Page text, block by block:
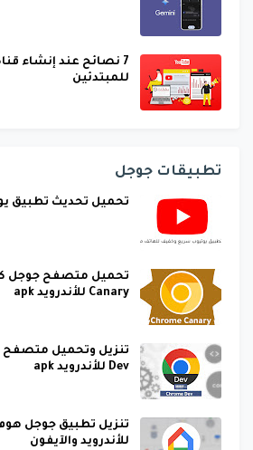
7 نصائح عند إنشاء
للمبتدئين
تطبيقات جوجل
تحميل تحديث تطبيق
Canary للأندرويد apk
Dev للأندرويد apk
للأندرويد والآيفون